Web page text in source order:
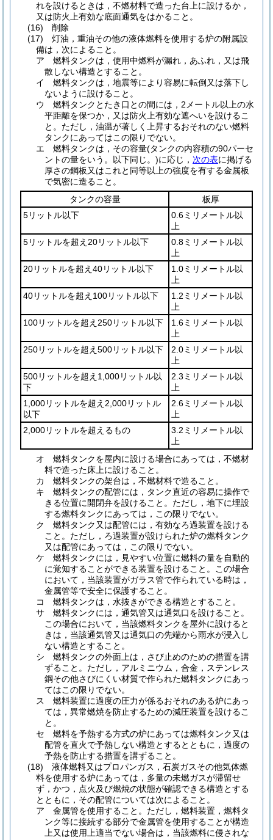
れを設けるときは，不燃材料で造った台上に設けるか，
又は防火上有効な底面通気をはかること。
(16)
削除
(17)
灯油，重油その他の液体燃料を使用する炉の附属設
備は，次によること。
ア
燃料タンクは，使用中燃料が漏れ，あふれ，又は飛
散しない構造とすること。
イ
燃料タンクは，地震等により容易に転倒又は落下し
ないように設けること。
ウ
燃料タンクとたき口との間には，2メートル以上の水
平距離を保つか，又は防火上有効な遮へいを設けるこ
と。 ただし，油温が著しく上昇するおそれのない燃料
タンクにあってはこの限りでない。
エ
燃料タンクは，その容量(タンクの内容積の90パーセ
ントの量をいう。以下同じ。)に応じ， 次の表に掲げる
厚さの鋼板又はこれと同等以上の強度を有する金属板
で気密に造ること。
タンクの容量
板厚
5リットル以下
0.6ミリメートル以
上
5リットルを超え20リットル以下
0.8ミリメートル以
上
20リットルを超え40リットル以下
1.0ミリメートル以
上
40リットルを超え100リットル以下
1.2ミリメートル以
上
100リットルを超え250リットル以下
1.6ミリメートル以
上
250リットルを超え500リットル以下
2.0ミリメートル以
上
500リットルを超え1,000リットル以
下
2.3ミリメートル以
上
1,000リットルを超え2,000リットル
以下
2.6ミリメートル以
上
2,000リットルを超えるもの
3.2ミリメートル以
上
オ
燃料タンクを屋内に設ける場合にあっては，不燃材
料で造った床上に設けること。
カ
燃料タンクの架台は，不燃材料で造ること。
キ
燃料タンクの配管には，タンク直近の容易に操作で
きる位置に開閉弁を設けること。 ただし，地下に埋設
する燃料タンクにあっては，この限りでない。
ク
燃料タンク又は配管には，有効なろ過装置を設ける
こと。 ただし，ろ過装置が設けられた炉の燃料タンク
又は配管にあっては，この限りでない。
ケ
燃料タンクには，見やすい位置に燃料の量を自動的
に覚知することができる装置を設けること。
この場合
において，当該装置がガラス管で作られている時は，
金属管等で安全に保護すること。
コ
燃料タンクは，水抜きができる構造とすること。
サ
燃料タンクには，通気管又は通気口を設けること。
この場合において，当該燃料タンクを屋外に設けると
きは，当該通気管又は通気口の先端から雨水が浸入し
ない構造とすること。
シ
燃料タンクの外面上は，さび止めのための措置を講
ずること。 ただし，アルミニウム，合金，ステンレス
鋼その他さびにくい材質で作られた燃料タンクにあっ
てはこの限りでない。
ス
燃料装置に過度の圧力が係るおそれのある炉にあっ
ては，異常燃焼を防止するための減圧装置を設けるこ
と。
セ
燃料を予熱する方式の炉にあっては燃料タンク又は
配管を直火で予熱しない構造とするとともに，過度の
予熱を防止する措置を講ずること。
(18)
液体燃料又はプロパンガス，石炭ガスその他気体燃
料を使用する炉にあっては，多量の未燃ガスが滞留せ
ず，かつ，点火及び燃焼の状態が確認できる構造とする
とともに，その配管については次によること。
ア
金属管を使用すること。 ただし，燃料装置，燃料タ
ンク等に接続する部分で金属管を使用することが構造
上又は使用上適当でない場合は，当該燃料に侵されな